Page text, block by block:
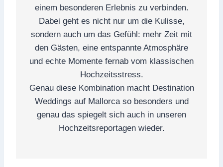
einem besonderen Erlebnis zu verbinden.
Dabei geht es nicht nur um die Kulisse,
sondern auch um das Gefühl: mehr Zeit mit
den Gästen, eine entspannte Atmosphäre
und echte Momente fernab vom klassischen
Hochzeitsstress.
Genau diese Kombination macht Destination
Weddings auf Mallorca so besonders und
genau das spiegelt sich auch in unseren
Hochzeitsreportagen wieder.